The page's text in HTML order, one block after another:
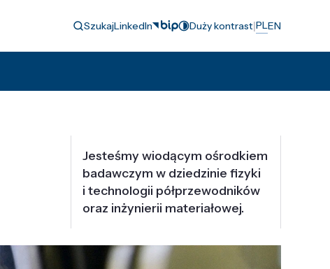
SzukajLinkedIn Duży kontrast|PLEN
Jesteśmy wiodącym ośrodkiem
badawczym w dziedzinie fizyki
i technologii półprzewodników
oraz inżynierii materiałowej.